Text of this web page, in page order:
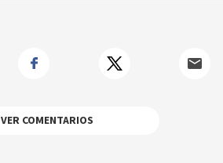
VER COMENTARIOS